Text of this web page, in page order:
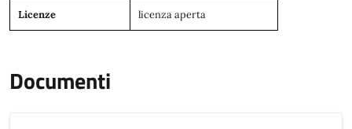
Licenze licenza aperta
Documenti